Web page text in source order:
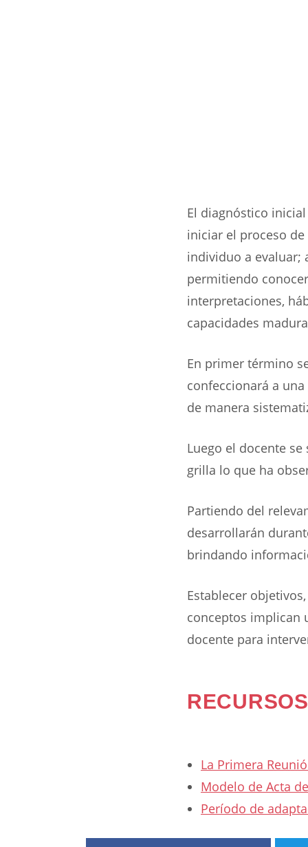
El diagnóstico
iniciar el proceso
individuo a evaluar;
permitiendo
interpretaciones,
capacidades
En primer término
confeccionará a
de manera
Luego el docente
grilla lo que ha
Partiendo del
desarrollarán
brindando
Establecer
conceptos implican
docente para
La Primera
Modelo de Acta
Período de